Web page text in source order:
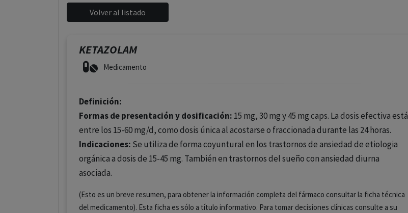
KETAZOLAM
Medicamento
Definición:
Formas de presentación y dosificación: 15 mg, 30 mg y 45 mg caps. La dosis efectiva está
entre los 15-60 mg/d, como dosis única al acostarse o fraccionada durante las 24 horas.
Indicaciones: Se utiliza de forma coyuntural en los trastornos de ansiedad de etiologia
orgánica a dosis de 15-45 mg. También en trastornos del sueño con ansiedad diurna
asociada.
(Esto es un breve resumen, para obtener la información completa del fármaco consultar la ficha técnica
del medicamento). Esta ficha es sólo a título informativo. Para tomar decisiones clínicas consulte a su